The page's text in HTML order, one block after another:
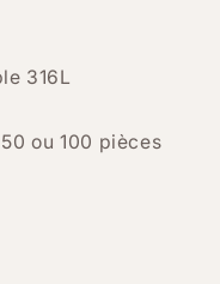
316L
ou 100 pièces